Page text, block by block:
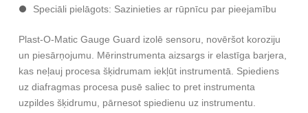
Speciāli pielāgots: Sazinieties ar rūpnīcu par pieejamību
Plast-O-Matic Gauge Guard izolē sensoru, novēršot koroziju
un piesārņojumu. Mērinstrumenta aizsargs ir elastīga barjera,
kas neļauj procesa šķidrumam iekļūt instrumentā. Spiediens
uz diafragmas procesa pusē saliec to pret instrumenta
uzpildes šķidrumu, pārnesot spiedienu uz instrumentu.